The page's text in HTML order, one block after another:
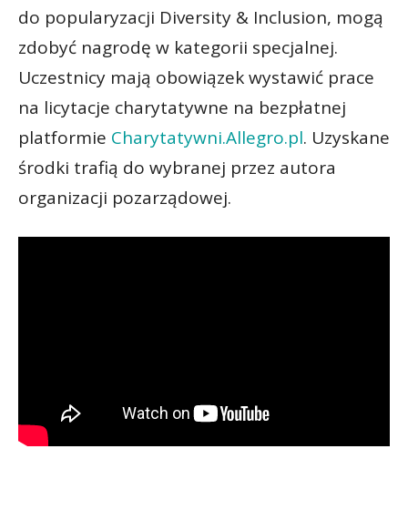
do popularyzacji Diversity & Inclusion, mogą
zdobyć nagrodę w kategorii specjalnej.
Uczestnicy mają obowiązek wystawić prace
na licytacje charytatywne na bezpłatnej
platformie Charytatywni.Allegro.pl. Uzyskane
środki trafią do wybranej przez autora
organizacji pozarządowej.